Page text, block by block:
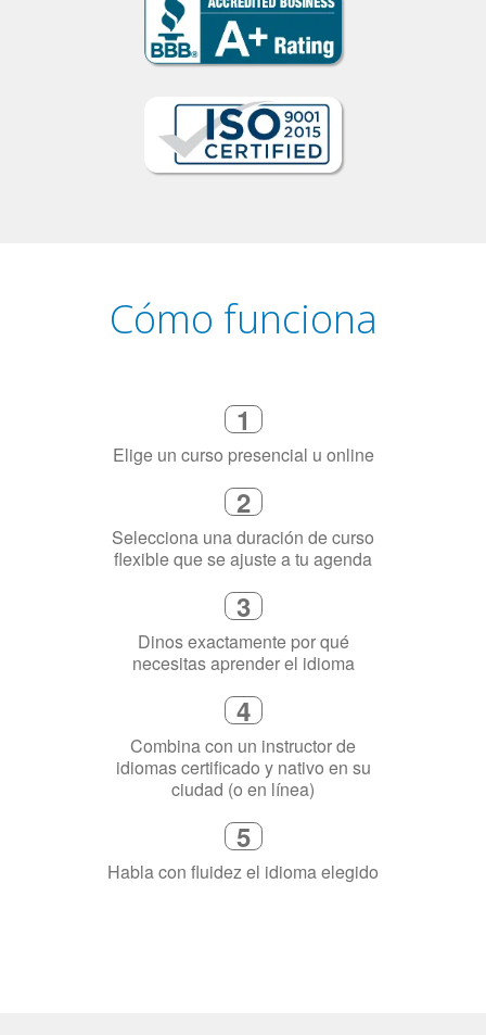
Cómo funciona
Elige un curso presencial u online
Selecciona una duración de curso
flexible que se ajuste a tu agenda
3
Dinos exactamente por qué
necesitas aprender el idioma
Combina con un instructor de
idiomas certificado y nativo en su
ciudad (o en línea)
Habla con fluidez el idioma elegido